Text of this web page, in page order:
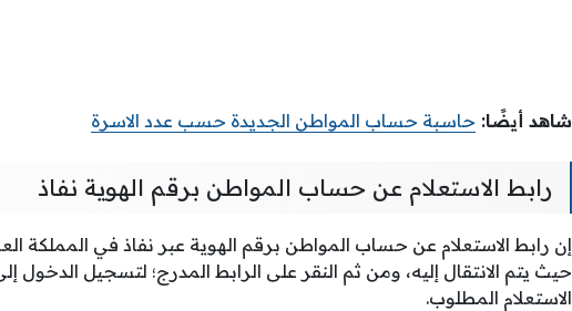
شاهد أيضًا: حاسبة حساب المواطن الجديدة حسب عدد الاسرة
رابط الاستعلام عن حساب المواطن برقم الهوية نفاذ
إن رابط الاستعلام عن حساب المواطن برقم الهوية عبر نفاذ في المملكة
حيث يتم الانتقال إليه، ومن ثم النقر على الرابط المدرج؛ لتسجيل الدخول
الاستعلام المطلوب.